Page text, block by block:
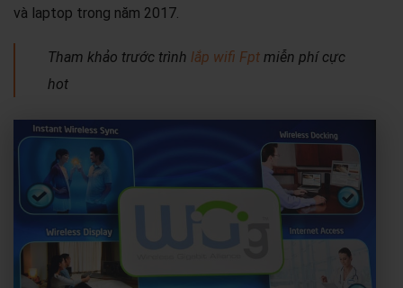
và laptop trong năm 2017.
Tham khảo trước trình lắp wifi Fpt miễn phí cực
hot